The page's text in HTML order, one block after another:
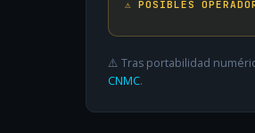
⚠️ POSIBLES
⚠️ Tras portabilidad
CNMC.